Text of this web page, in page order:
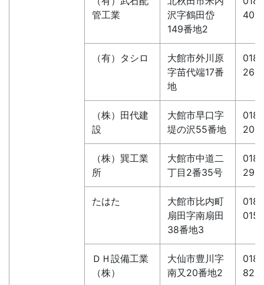
管工業
沢字鶴田岱
149番地2
（有）タシロ
大館市外川原
字苗代端17番
地
2614
（株）田代建
設
大館市早口字
堤の沢55番地
2061
（株）巽工業
所
大館市中道二
丁目2番35号
たはた
大館市比内町
扇田字南扇田
38番地3
0158
ＤＨ設備工業
（株）
大仙市豊川字
南又20番地2